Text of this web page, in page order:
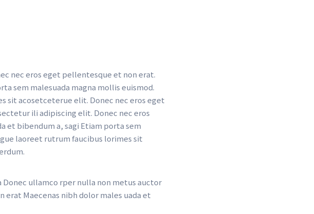
nec eros eget pellentesque et non erat.
sem malesuada magna mollis euismod.
sit acosetceterue elit. Donec nec eros eget
ili adipiscing elit. Donec nec eros
et bibendum a, sagi Etiam porta sem
laoreet rutrum faucibus lorimes sit
ullamco rper nulla non metus auctor
Maecenas nibh dolor males uada et